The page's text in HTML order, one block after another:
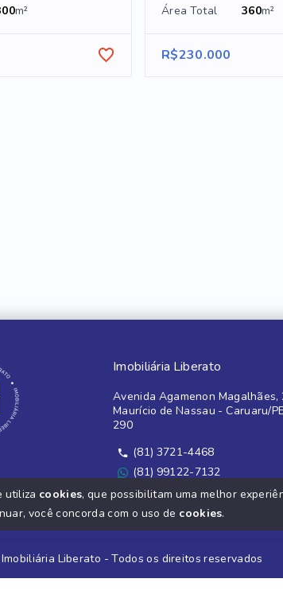
m² Área Total 360m²
R$230.000
Imobiliária Liberato
Avenida Agamenon Magalhães,
Maurício de Nassau - Caruaru/
290
(81) 3721-4468
(81) 99122-7132
Ver e-mail
Liberato - Todos os direitos reservados
utiliza cookies, que possibilitam uma melhor
você concorda com o uso de cookies.